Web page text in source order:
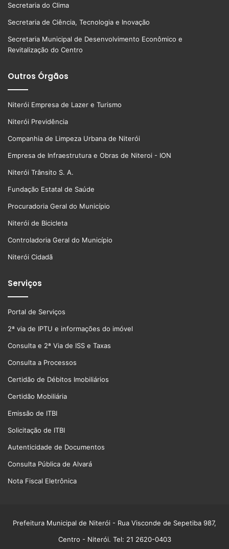
Secretaria do Clima
Secretaria de Ciência, Tecnologia e Inovação
Secretaria Municipal de Desenvolvimento Econômico e
Revitalização do Centro
Outros Órgãos
Niterói Empresa de Lazer e Turismo
Niterói Previdência
Companhia de Limpeza Urbana de Niterói
Empresa de Infraestrutura e Obras de Niteroi - ION
Niterói Trânsito S. A.
Fundação Estatal de Saúde
Procuradoria Geral do Município
Niterói de Bicicleta
Controladoria Geral do Município
Niterói Cidadã
Serviços
Portal de Serviços
2ª via de IPTU e informações do imóvel
Consulta e 2ª Via de ISS e Taxas
Consulta a Processos
Certidão de Débitos Imobiliários
Certidão Mobiliária
Emissão de ITBI
Solicitação de ITBI
Autenticidade de Documentos
Consulta Pública de Alvará
Nota Fiscal Eletrônica
Prefeitura Municipal de Niterói - Rua Visconde de Sepetiba 987,
Centro - Niterói. Tel: 21 2620-0403